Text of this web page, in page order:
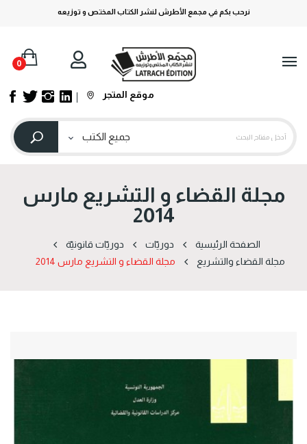
نرحب بكم في مجمع الأطرش لنشر الكتاب المختص و توزيعه
0
موقع المتجر
مجلة القضاء و التشريع مارس
2014
الصفحة الرئيسية دوریّات
دوریّات قانونیّة
مجلة القضاء والتشريع
مجلة القضاء و التشريع مارس 2014